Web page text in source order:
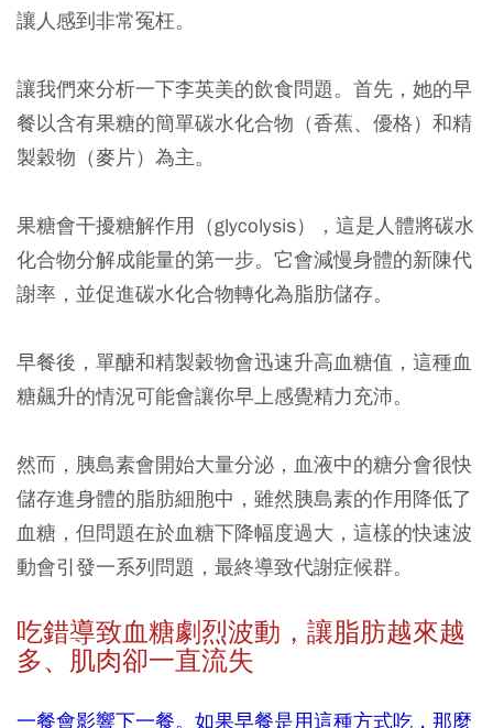
讓人感到非常冤枉。
讓我們來分析一下李英美的飲食問題。首先，她的早
餐以含有果糖的簡單碳水化合物（香蕉、優格）和精
製穀物（麥片）為主。
果糖會干擾糖解作用（glycolysis），這是人體將碳水
化合物分解成能量的第一步。它會減慢身體的新陳代
謝率，並促進碳水化合物轉化為脂肪儲存。
早餐後，單醣和精製穀物會迅速升高血糖值，這種血
糖飆升的情況可能會讓你早上感覺精力充沛。
然而，胰島素會開始大量分泌，血液中的糖分會很快
儲存進身體的脂肪細胞中，雖然胰島素的作用降低了
血糖，但問題在於血糖下降幅度過大，這樣的快速波
動會引發一系列問題，最終導致代謝症候群。
吃錯導致血糖劇烈波動，讓脂肪越來越
多、肌肉卻一直流失
一餐會影響下一餐。如果早餐是用這種方式吃，那麼